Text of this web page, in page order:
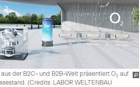
der B2C- und B2B-Welt präsentiert O2auf
(Credits: LABOR WELTENBAU